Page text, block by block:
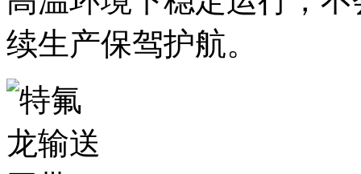
续生产保驾护航。